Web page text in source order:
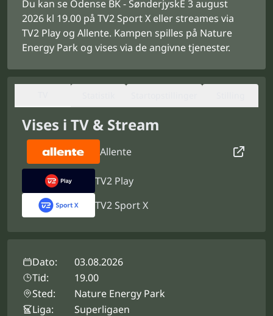
Du kan se Odense BK - SønderjyskE 3 august
2026 kl 19.00 på TV2 Sport X eller streames via
TV2 Play og Allente. Kampen spilles på Nature
Energy Park og vises via de angivne tjenester.
Vises i TV & Stream
Allente
TV2 Play
TV2 Sport X
Dato:
03.08.2026
Tid:
19.00
Sted:
Nature Energy Park
Liga:
Superligaen